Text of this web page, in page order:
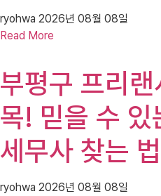
ryohwa 2026년 08월 08일
Read More
부평구 프리랜
목! 믿을 수 있
세무사 찾는 법
ryohwa 2026년 08월 08일